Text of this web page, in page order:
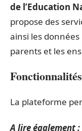
de l’Education
propose des
ainsi les
parents et les
La plateforme
A lire également :